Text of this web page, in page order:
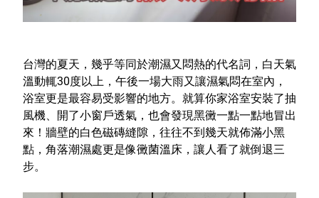
室內外除蟲專區
浴室清潔專區
清潔大掃除專區
精油香氛專區
強效誘引捕黏板
台灣的夏天，幾乎等同於潮濕又悶熱的代名詞，白天氣
溫動輒30度以上，午後一場大雨又讓濕氣悶在室內，
浴室更是最容易受影響的地方。就算你家浴室安裝了抽
風機、開了小窗戶透氣，也會發現黑黴一點一點地冒出
來！牆壁的白色磁磚縫隙，往往不到幾天就佈滿小黑
點，角落潮濕處更是像黴菌溫床 ，讓人看了就倒退三
步。